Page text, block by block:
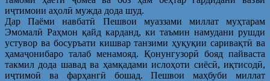
иҷтимоии аҳолӣ мужда дода шуд.
Дар Паёми навбатӣ Пешвои муаззами миллат муҳтарам
Эмомалӣ Раҳмон қайд карданд, ки таъмин намудани рушди
устувор ва босуръати кишвар танзими ҳуқуқии саривақтӣ ва
ҳамаҷонибаро талаб менамояд. Қонунгузорӣ бояд пайваста
такмил дода шавад ва ҳамқадами ислоҳоти сиёсӣ, иқтисодӣ,
иҷтимоӣ ва фарҳангӣ бошад. Пешвои маҳбуби миллат